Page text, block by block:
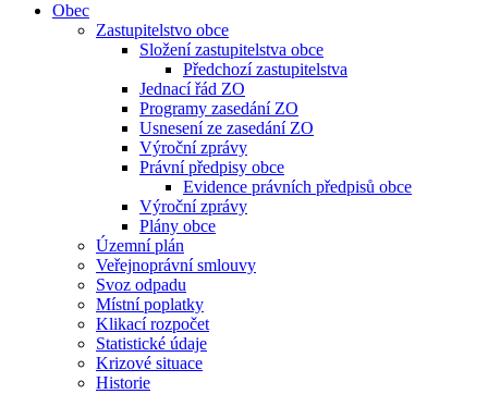
Obec
Zastupitelstvo obce
Složení zastupitelstva obce
Předchozí zastupitelstva
Jednací řád ZO
Programy zasedání ZO
Usnesení ze zasedání ZO
Výroční zprávy
Právní předpisy obce
Evidence právních předpisů obce
Výroční zprávy
Plány obce
Územní plán
Veřejnoprávní smlouvy
Svoz odpadu
Místní poplatky
Klikací rozpočet
Statistické údaje
Krizové situace
Historie